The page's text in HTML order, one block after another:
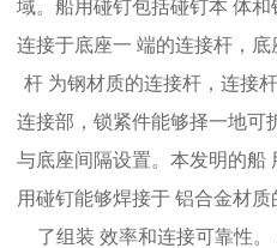
域。船用碰钉包括碰钉本 体
连接于底座一 端的连接杆，
杆 为钢材质的连接杆，连接
连接部，锁紧件能够择一地可
与底座间隔设置。本发明的船
用碰钉能够焊接于 铝合金材
了组装 效率和连接可靠性